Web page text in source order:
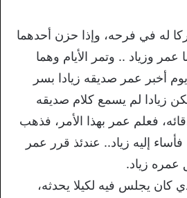
له في فرحه، وإذا حزن أحدهما
عمر وزياد .. وتمر الأيام وهما
أخبر عمر صديقه زيادا بسر
زيادا لم يسمع كلام صديقه
فعلم عمر بهذا الأمر، فذهب
فأساء إليه زياد.. عندئذ قرر عمر
عمره زياد.
كان يجلس فيه لكيلا يحدثه،